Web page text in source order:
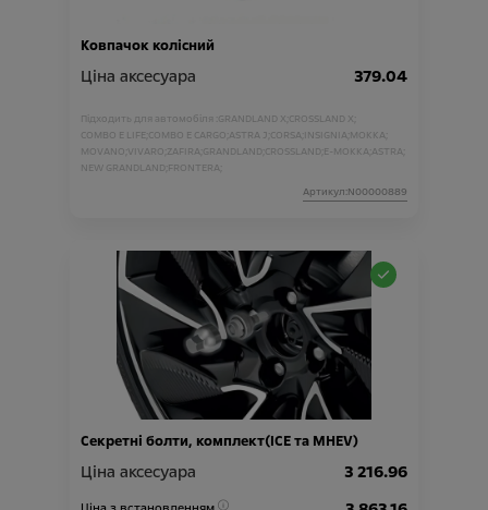
Ковпачок колісний
Ціна аксесуара 379.04
Підходить для автомобіля : GRANDLAND X; CROSSLAND X;
COMBO E LIFE; COMBO E CARGO; ASTRA J; CORSA; INSIGNIA; MOKKA;
MOVANO; VIVARO; ZAFIRA; GRANDLAND; CROSSLAND; E-MOKKA; ASTRA;
NEW GRANDLAND; FRONTERA;
Артикул:N00000889
Секретні болти, комплект(ICE та MHEV)
Ціна аксесуара 3 216.96